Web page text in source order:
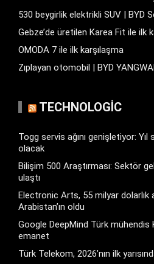
530 beygirlik elektrikli SUV | BYD
Gebze’de üretilen Karea Fit ile ilk
OMODA 7 ile ilk karşılaşma
Zıplayan otomobil | BYD
TECHNOLOGIC
Togg servis ağını genişletiyor:
olacak
Bilişim 500 Araştırması: Sektör
ulaştı
Electronic Arts, 55 milyar dolarlık
Arabistan’ın oldu
Google DeepMind Türk mühendis
emanet
Türk Telekom, 2026’nın ilk